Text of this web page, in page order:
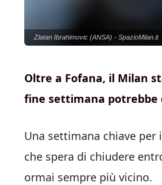
Zlatan Ibrahimovic (ANSA) - SpazioMilan.it
Oltre a Fofana, il Milan
fine settimana potrebbe
Una settimana chiave per
che spera di chiudere
ormai sempre più vicino.